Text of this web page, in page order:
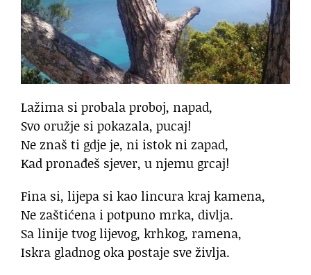
Lažima si probala proboj, napad,
Svo oružje si pokazala, pucaj!
Ne znaš ti gdje je, ni istok ni zapad,
Kad pronađeš sjever, u njemu grcaj!
Fina si, lijepa si kao lincura kraj kamena,
Ne zaštićena i potpuno mrka, divlja.
Sa linije tvog lijevog, krhkog, ramena,
Iskra gladnog oka postaje sve življa.